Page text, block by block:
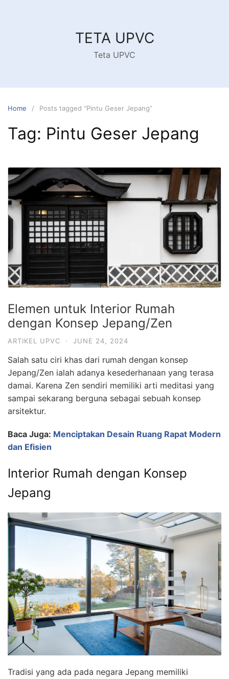
TETA UPVC
Teta UPVC
Home Posts tagged “Pintu Geser Jepang”
Tag: Pintu Geser Jepang
Elemen untuk Interior Rumah
dengan Konsep Jepang/Zen
ARTIKEL UPVC · JUNE 24, 2024
Salah satu ciri khas dari rumah dengan konsep
Jepang/Zen ialah adanya kesederhanaan yang terasa
damai. Karena Zen sendiri memiliki arti meditasi yang
sampai sekarang berguna sebagai sebuah konsep
arsitektur.
Baca Juga: Menciptakan Desain Ruang Rapat Modern
dan Efisien
Interior Rumah dengan Konsep
Jepang
Tradisi yang ada pada negara Jepang memiliki